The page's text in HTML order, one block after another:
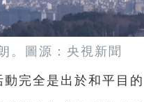
。圖源：央視新聞
完全是出於和平目